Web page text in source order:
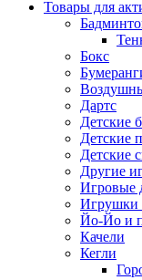
Товары для
Бокс
Дартс
Детские
Детские
Детские
Другие
Игровые
Игрушки
Йо-Йо и
Качели
Кегли